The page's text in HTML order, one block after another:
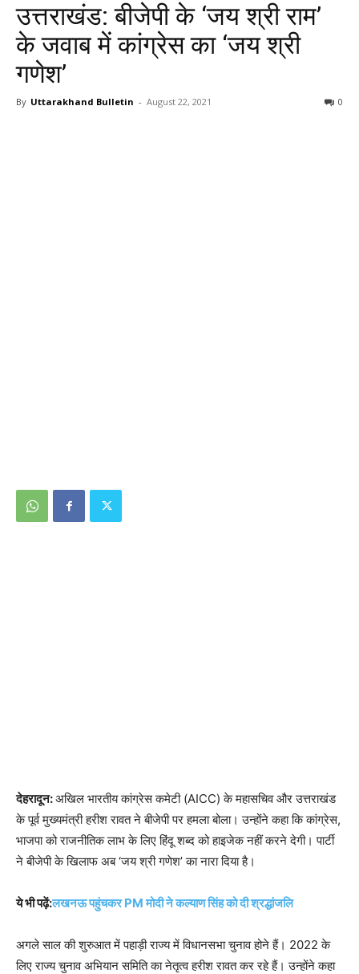
उत्तराखंड: बीजेपी के ‘जय श्री राम’
के जवाब में कांग्रेस का ‘जय श्री
गणेश’
By Uttarakhand Bulletin - August 22, 2021 0
देहरादून:अखिल भारतीय कांग्रेस कमेटी (AICC) के महासचिव और उत्तराखंड
के पूर्व मुख्यमंत्री हरीश रावत ने बीजेपी पर हमला बोला। उन्होंने कहा कि कांग्रेस,
भाजपा को राजनीतिक लाभ के लिए हिंदू शब्द को हाइजेक नहीं करने देगी। पार्टी
ने बीजेपी के खिलाफ अब ‘जय श्री गणेश’ का नारा दिया है।
ये भी पढ़ें:लखनऊ पहुंचकर PM मोदी ने कल्याण सिंह को दी श्रद्धांजलि
अगले साल की शुरुआत में पहाड़ी राज्य में विधानसभा चुनाव होने हैं। 2022 के
लिए राज्य चुनाव अभियान समिति का नेतृत्व हरीश रावत कर रहे हैं। उन्होंने कहा